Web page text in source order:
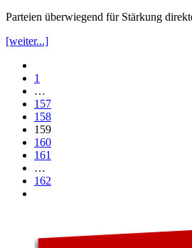
Parteien überwiegend für Stärkung
[weiter...]
1
…
157
158
159
160
161
…
162